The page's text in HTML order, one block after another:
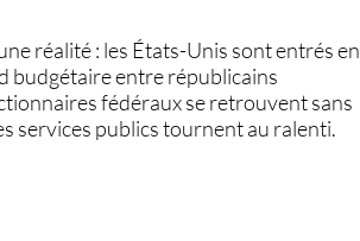
réalité : les États-Unis sont entrés en
budgétaire entrerépublicains
fédéraux se retrouvent sans
services publics tournent au ralenti.